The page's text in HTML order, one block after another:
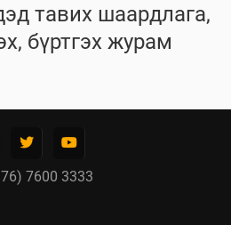
тавих шаардлага,
бүртгэх журам
7600 3333